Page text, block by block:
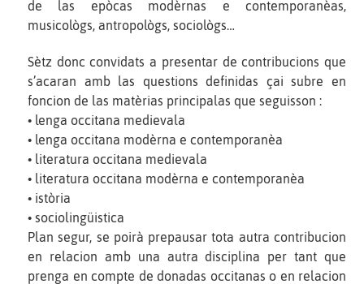
de las epòcas modèrnas e contemporanèas,
musicològs, antropològs, sociològs…
Sètz donc convidats a presentar de contribucions que
s’acaran amb las questions definidas çai subre en
foncion de las matèrias principalas que seguisson :
• lenga occitana medievala
• lenga occitana modèrna e contemporanèa
• literatura occitana medievala
• literatura occitana modèrna e contemporanèa
• istòria
• sociolingüistica
Plan segur, se poirà prepausar tota autra contribucion
en relacion amb una autra disciplina per tant que
prenga en compte de donadas occitanas o en relacion